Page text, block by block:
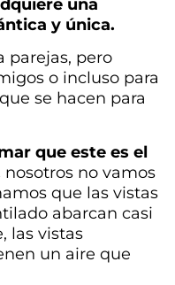
una
y única.
parejas, pero
o incluso para
se hacen para
que este es el
nosotros no vamos
que las vistas
abarcan casi
las vistas
un aire que